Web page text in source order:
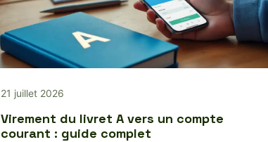
21 juillet 2026
Virement du livret A vers un compte
courant : guide complet